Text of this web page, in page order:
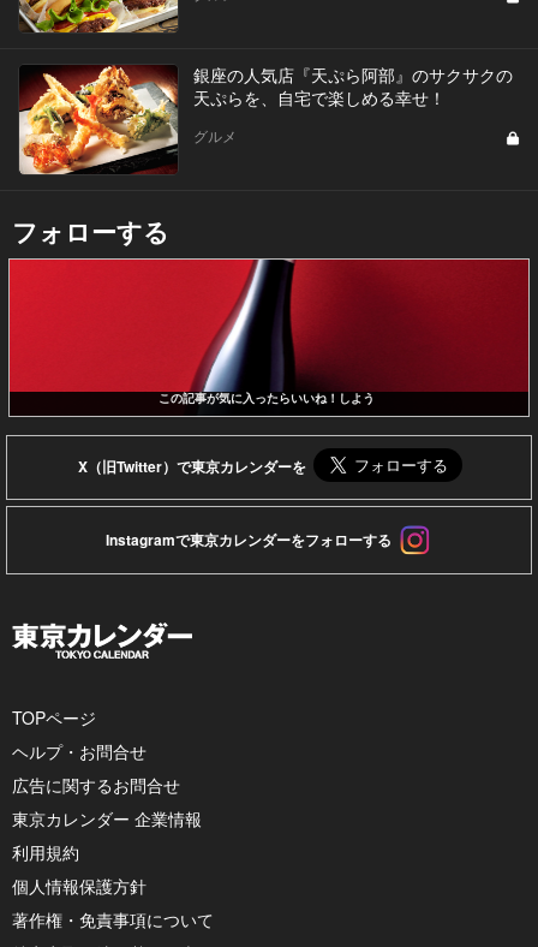
銀座の人気店『天ぷら阿部』のサクサクの
天ぷらを、自宅で楽しめる幸せ！
グルメ
フォローする
この記事が気に入ったらいいね！しよう
X（旧Twitter）で東京カレンダーを
Instagramで東京カレンダーをフォローする
TOPページ
ヘルプ・お問合せ
広告に関するお問合せ
東京カレンダー 企業情報
利用規約
個人情報保護方針
著作権・免責事項について